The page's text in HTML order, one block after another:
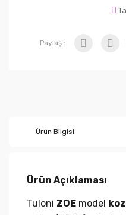
Paylaş :
Ürün Bilgisi
Ürün Açıklaması
Tuloni ZOE model